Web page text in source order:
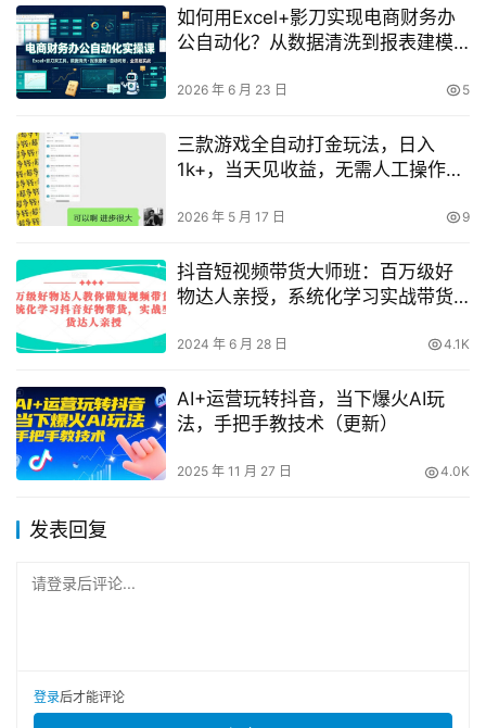
如何用Excel+影刀实现电商财务办
公自动化？从数据清洗到报表建模
2026 年 6 月 23 日 5
三款游戏全自动打金玩法，日入
1k+，当天见收益，无需人工操作，
2026 年 5 月 17 日 9
抖音短视频带货大师班：百万级好
物达人亲授，系统化学习实战带货
2024 年 6 月 28 日 4.1K
AI+运营玩转抖音，当下爆火AI玩
法，手把手教技术（更新）
2025 年 11 月 27 日 4.0K
发表回复
请登录后评论...
登录后才能评论